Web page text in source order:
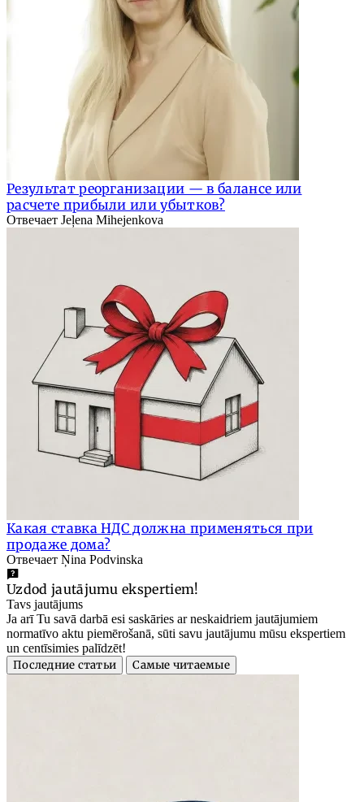
Результат реорганизации — в балансе или
расчете прибыли или убытков?
Отвечает Jeļena Mihejenkova
Какая ставка НДС должна применяться при
продаже дома?
Отвечает Ņina Podvinska
Uzdod jautājumu ekspertiem!
Tavs jautājums
Ja arī Tu savā darbā esi saskāries ar neskaidriem jautājumiem
normatīvo aktu piemērošanā, sūti savu jautājumu mūsu ekspertiem
un centīsimies palīdzēt!
Последние статьи
Самые читаемые